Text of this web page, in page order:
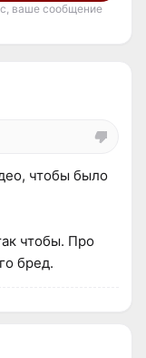
ваше сообщение
чтобы было
чтобы. Про
бред.